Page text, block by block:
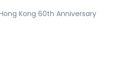
Kong 60th Anniversary